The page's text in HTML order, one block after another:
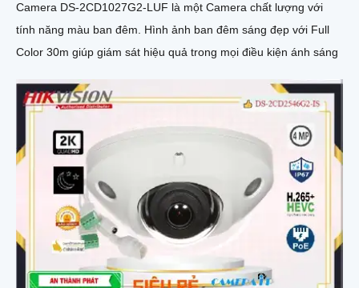
Camera DS-2CD1027G2-LUF là một Camera chất lượng với
tính năng màu ban đêm. Hình ảnh ban đêm sáng đẹp với Full
Color 30m giúp giám sát hiệu quả trong mọi điều kiện ánh sáng